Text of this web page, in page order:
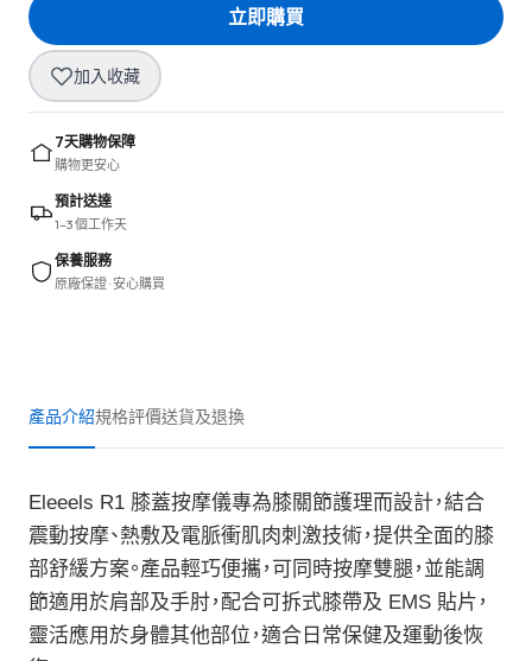
立即購買
加入收藏
7天購物保障
購物更安心
預計送達
1–3 個工作天
保養服務
原廠保證 · 安心購買
產品介紹規格評價送貨及退換
Eleeels R1 膝蓋按摩儀專為膝關節護理而設計，結合
震動按摩、熱敷及電脈衝肌肉刺激技術，提供全面的膝
部舒緩方案。產品輕巧便攜，可同時按摩雙腿，並能調
節適用於肩部及手肘，配合可拆式膝帶及 EMS 貼片，
靈活應用於身體其他部位，適合日常保健及運動後恢